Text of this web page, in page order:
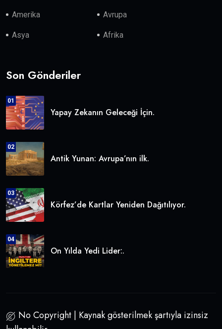
Amerika Avrupa
Asya Afrika
Son Gönderiler
01
Yapay Zekanın Geleceği İçin.
02
Antik Yunan: Avrupa’nın ilk.
03
Körfez’de Kartlar Yeniden Dağıtılıyor.
04
On Yılda Yedi Lider:.
No Copyright | Kaynak gösterilmek şartıyla izinsiz